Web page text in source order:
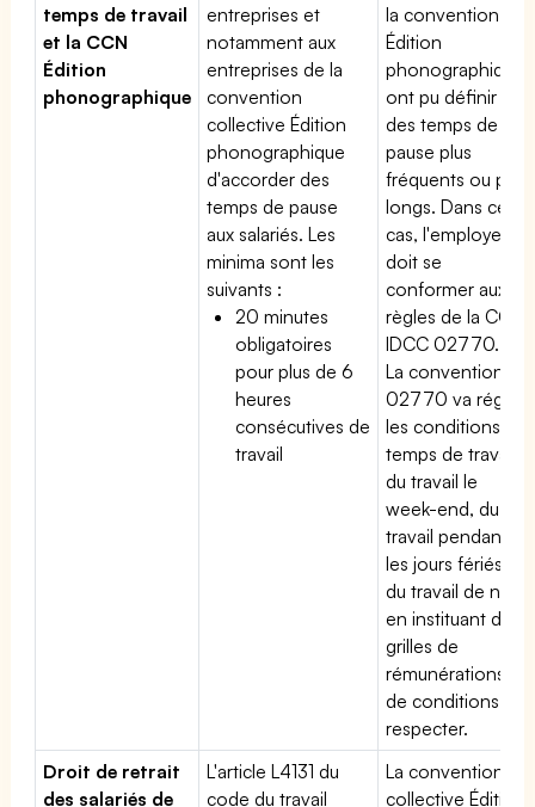
temps de travail
et la CCN
Édition
phonographique
entreprises et
notamment aux
entreprises de la
convention
collective Édition
phonographique
d'accorder des
temps de pause
aux salariés. Les
minima sont les
suivants :
20 minutes
obligatoires
pour plus de 6
heures
consécutives de
travail
la convention
Édition
phonographique
ont pu définir
des temps de
pause plus
fréquents ou plus
longs. Dans ce
cas, l'employeur
doit se
conformer aux
règles de la CCN
IDCC 02770.
La convention
02770 va régir
les conditions du
temps de travail,
du travail le
week-end, du
travail pendant
les jours fériés,
du travail de nuit
en instituant des
grilles de
rémunérations et
de conditions à
respecter.
Droit de retrait
des salariés de
L'article L4131 du
code du travail
La convention
collective Édition